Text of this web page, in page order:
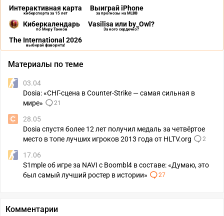
Интерактивная карта
киберспорта за 15 лет
Выиграй iPhone
за прогнозы на MLBB
Киберкалендарь
по Миру Танков
Vasilisa или by_Owl?
За кого сердечко?
The International 2026
выбирай фаворита!
Материалы по теме
03.04
Dosia: «СНГ-сцена в Counter-Strike — самая сильная в
мире»
21
28.05
Dosia спустя более 12 лет получил медаль за четвёртое
место в топе лучших игроков 2013 года от HLTV.org
2
17.06
S1mple об игре за NAVI с Boombl4 в составе: «Думаю, это
был самый лучший ростер в истории»
27
Комментарии